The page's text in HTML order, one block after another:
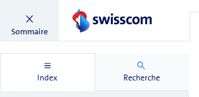
Sommaire
Index Recherche